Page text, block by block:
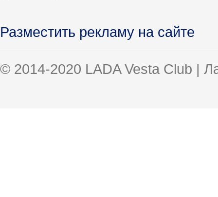
Разместить рекламу на сайте
© 2014-2020 LADA Vesta Club |